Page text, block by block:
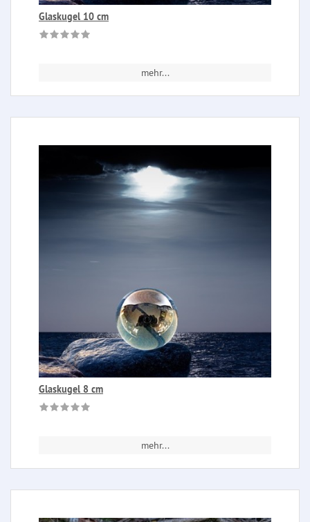
Glaskugel 10 cm
mehr...
Glaskugel 8 cm
mehr...